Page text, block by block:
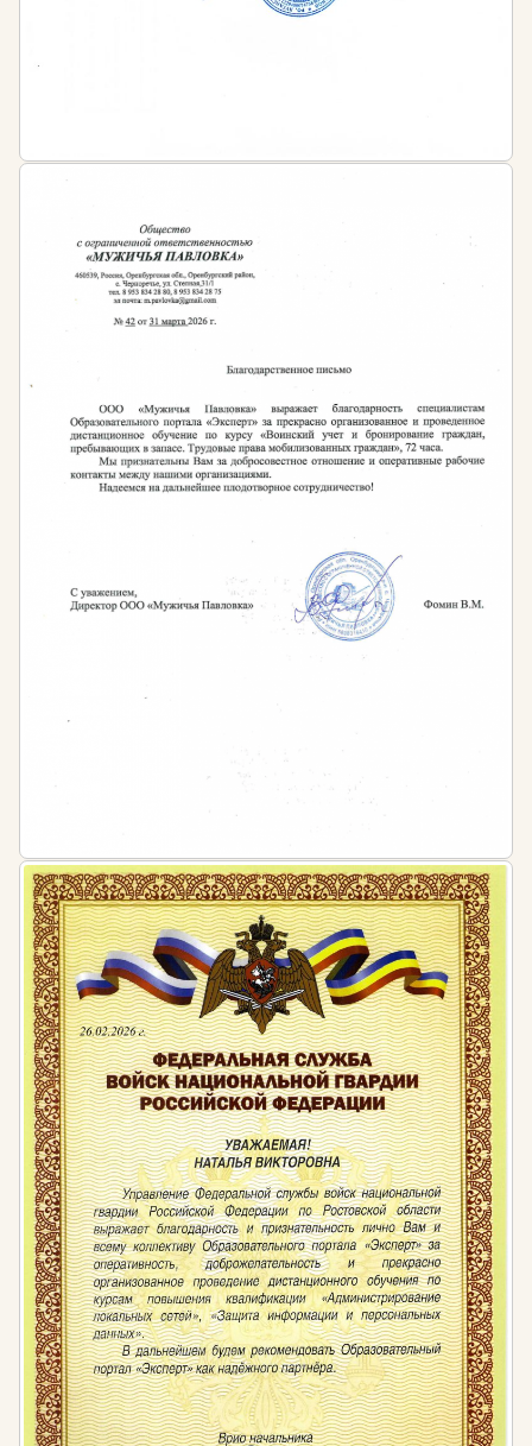
Профессиональные навыки приобретённые после
преподавания по программам дополнительного
Организация досуговых мероприятия
спортивной, культурной и познавательной
направленности
Владение навыками социально-педагогической
поддержки детей
Обладание всеми профессиональными
знаниями и навыками в преподаваемой
дисциплине
Периодичность обучения:
слушателям выдаётся диплом установленного
государством образца с бессрочным сроком
действия.
Затем, в соответствии со ст. 47 ФЗ № 273 «Об
имеют право на дополнительное
педагогической деятельности не реже чем 1 раз в 3
года. Периодичность обучения в течение этого
При этом согласно ст. 48 ФЗ № 273 «Об
образовании в РФ» педагоги обязаны
систематически повышать свой профессиональный
уровень. Таким образом, регулярное повышение
квалификации по профилю деятельности является
для педагогов одновременно правом и
обязанностью.
Штраф за несоблюдение требований
законодательства:
Допуск к работе специалистов, не обладающих
достаточным уровнем профессиональной
квалификации, квалифицируется как
административное правонарушение,
предусмотренное ч. 1 ст. 5.27 КоАП РФ и влечет за
собой административную ответственность в виде
штрафа для:
должностных лиц в размере от 1 тысячи до 5